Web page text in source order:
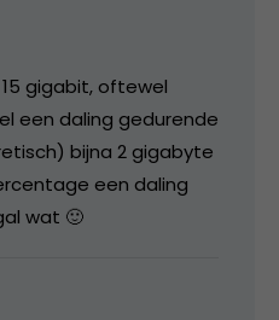
gigabit, oftewel
een daling gedurende
bijna 2 gigabyte
een daling
wat 🙂